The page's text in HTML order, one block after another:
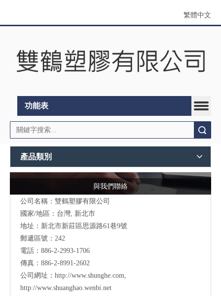
繁體中文
功能表
產品類別
與我們聯絡
公司名稱：雙鶴塑膠有限公司
國家/地區：台灣, 新北市
地址： 新北市新莊區思源路61巷9號
郵遞區號：242
電話：886-2-2993-1706
傳真：886-2-8991-2602
公司網址： http://www.shunghe.com,
http://www.shuanghao.wenbi.net